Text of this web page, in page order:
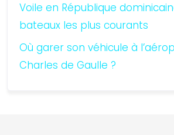
Voile en République
bateaux les plus courants
Où garer son véhicule à
Charles de Gaulle ?